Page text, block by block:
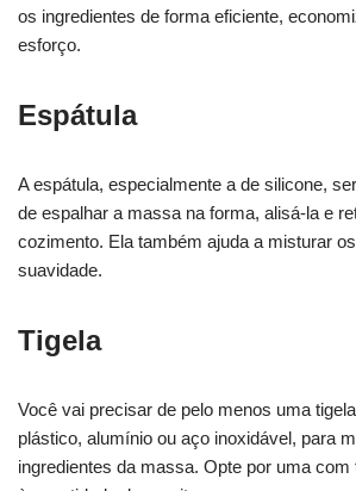
os ingredientes de forma eficiente,
esforço.
Espátula
A espátula, especialmente a de silicone,
de espalhar a massa na forma, alisá-la e
cozimento. Ela também ajuda a misturar
suavidade.
Tigela
Você vai precisar de pelo menos uma
plástico, alumínio ou aço inoxidável, para
ingredientes da massa. Opte por uma com